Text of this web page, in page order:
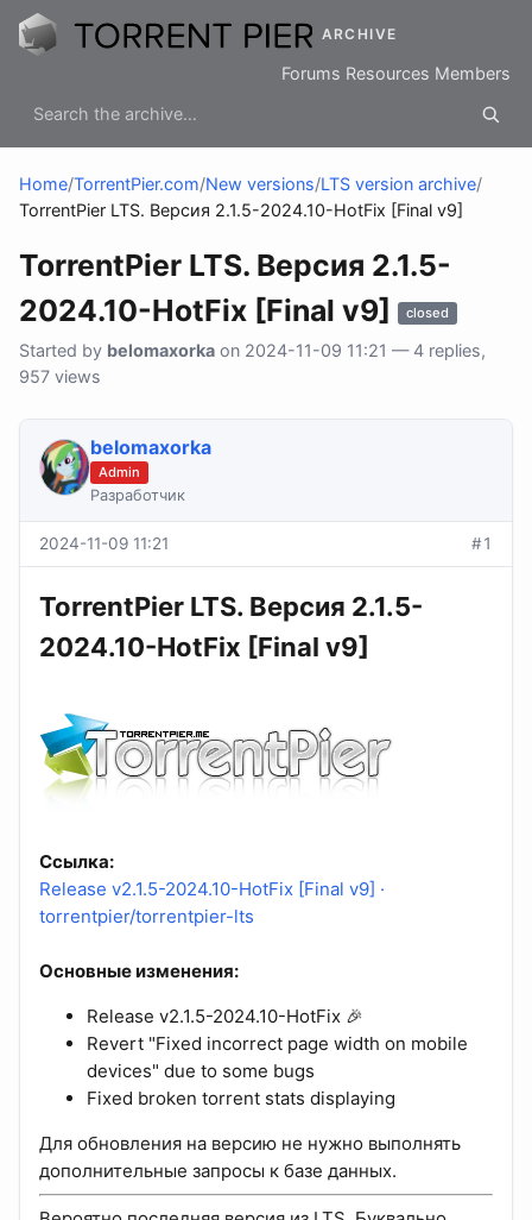
ARCHIVE
Forums Resources Members
Home/TorrentPier.com/New versions/LTS version archive/
TorrentPier LTS. Версия 2.1.5-2024.10-HotFix [Final v9]
TorrentPier LTS. Версия 2.1.5-
2024.10-HotFix [Final v9]
closed
Started by belomaxorka on 2024-11-09 11:21 — 4 replies,
957 views
belomaxorka
Admin
Разработчик
2024-11-09 11:21 #1
TorrentPier LTS. Версия 2.1.5-
2024.10-HotFix [Final v9]
Ссылка:
Release v2.1.5-2024.10-HotFix [Final v9] ·
torrentpier/torrentpier-lts
Основные изменения:
Release v2.1.5-2024.10-HotFix 🎉
Revert "Fixed incorrect page width on mobile
devices" due to some bugs
Fixed broken torrent stats displaying
Для обновления на версию не нужно выполнять
дополнительные запросы к базе данных.